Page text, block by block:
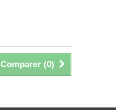
Comparer (0)